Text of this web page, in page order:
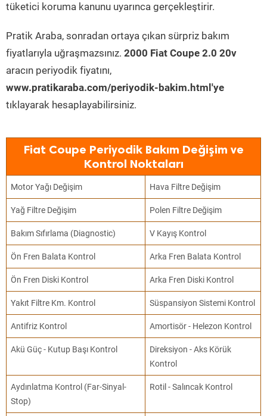
tüketici koruma kanunu uyarınca gerçekleştirir.
Pratik Araba, sonradan ortaya çıkan sürpriz bakım
fiyatlarıyla uğraşmazsınız. 2000 Fiat Coupe 2.0 20v
aracın periyodik fiyatını,
www.pratikaraba.com/periyodik-bakim.html'ye
tıklayarak hesaplayabilirsiniz.
Fiat Coupe Periyodik Bakım Değişim ve
Kontrol Noktaları
Motor Yağı Değişim Hava Filtre Değişim
Yağ Filtre Değişim Polen Filtre Değişim
Bakım Sıfırlama (Diagnostic) V Kayış Kontrol
Ön Fren Balata Kontrol Arka Fren Balata Kontrol
Ön Fren Diski Kontrol Arka Fren Diski Kontrol
Yakıt Filtre Km. Kontrol Süspansiyon Sistemi Kontrol
Antifriz Kontrol Amortisör - Helezon Kontrol
Akü Güç - Kutup Başı Kontrol
Direksiyon - Aks Körük
Kontrol
Aydınlatma Kontrol (Far-Sinyal-
Stop)
Rotil - Salıncak Kontrol